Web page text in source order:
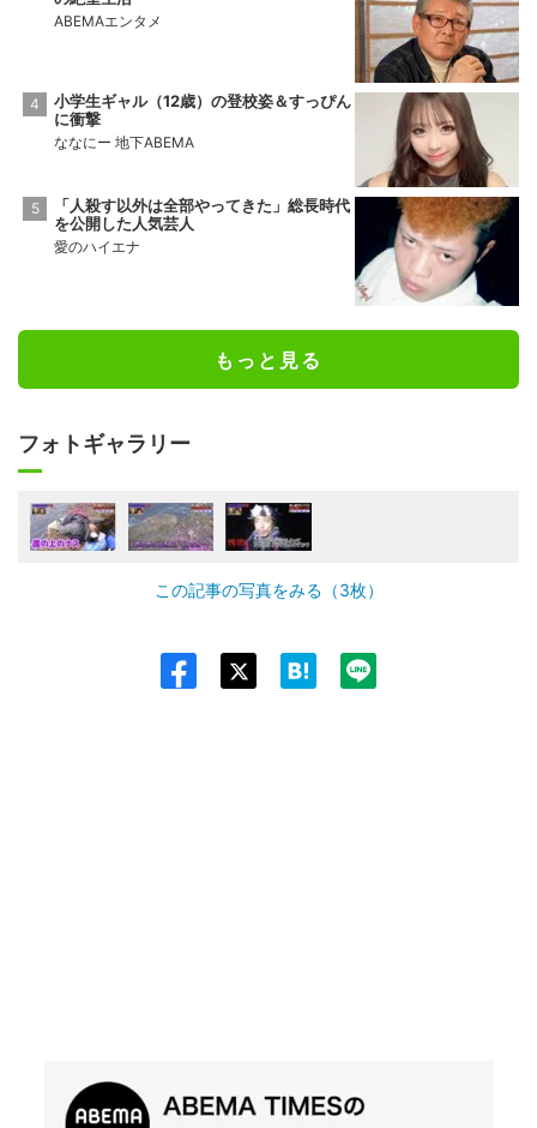
ABEMAエンタメ
小学生ギャル（12歳）の登校姿＆すっぴん
に衝撃
ななにー 地下ABEMA
「人殺す以外は全部やってきた」総長時代
を公開した人気芸人
愛のハイエナ
もっと見る
フォトギャラリー
この記事の写真をみる（3枚）